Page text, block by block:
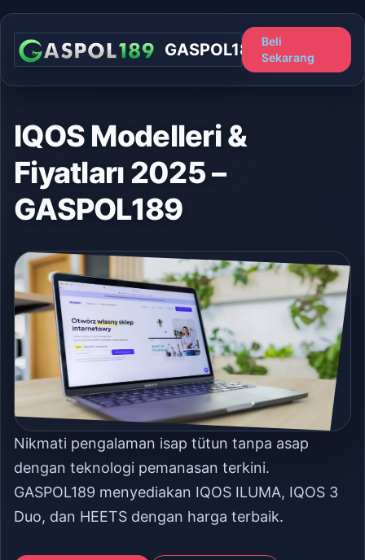
GASPOL189
Beli
Sekarang
IQOS Modelleri &
Fiyatları 2025 –
GASPOL189
Nikmati pengalaman isap tütun tanpa asap
dengan teknologi pemanasan terkini.
GASPOL189 menyediakan IQOS ILUMA, IQOS 3
Duo, dan HEETS dengan harga terbaik.